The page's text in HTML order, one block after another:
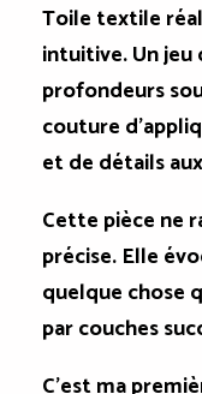
Toile textile
intuitive. Un
profondeurs
couture
et de détails
Cette pièce ne
précise. Elle
quelque chose
par couches